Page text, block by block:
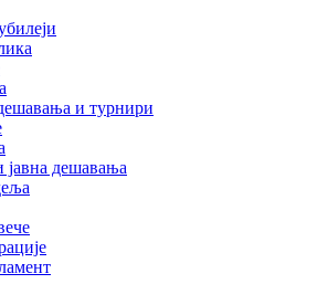
и турнири
јавна дешавања